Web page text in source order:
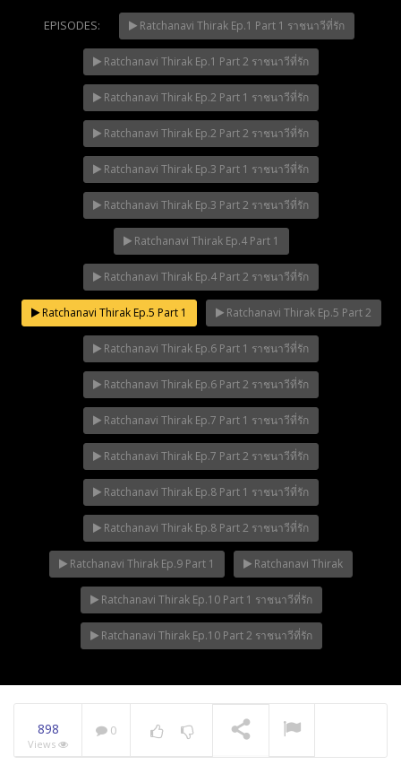
NOW PLAYING Mani Nakha Ep.14
EPISODES: Ratchanavi Thirak Ep.1 Part 1 ราชนาวีที่รัก
Ratchanavi Thirak Ep.1 Part 2 ราชนาวีที่รัก
Ratchanavi Thirak Ep.2 Part 1 ราชนาวีที่รัก
Ratchanavi Thirak Ep.2 Part 2 ราชนาวีที่รัก
Ratchanavi Thirak Ep.3 Part 1 ราชนาวีที่รัก
Ratchanavi Thirak Ep.3 Part 2 ราชนาวีที่รัก
Ratchanavi Thirak Ep.4 Part 1
Ratchanavi Thirak Ep.4 Part 2 ราชนาวีที่รัก
Ratchanavi Thirak Ep.5 Part 1 Ratchanavi Thirak Ep.5 Part 2
Ratchanavi Thirak Ep.6 Part 1 ราชนาวีที่รัก
Ratchanavi Thirak Ep.6 Part 2 ราชนาวีที่รัก
Ratchanavi Thirak Ep.7 Part 1 ราชนาวีที่รัก
Ratchanavi Thirak Ep.7 Part 2 ราชนาวีที่รัก
Ratchanavi Thirak Ep.8 Part 1 ราชนาวีที่รัก
Ratchanavi Thirak Ep.8 Part 2 ราชนาวีที่รัก
Ratchanavi Thirak Ep.9 Part 1 Ratchanavi Thirak
Ratchanavi Thirak Ep.10 Part 1 ราชนาวีที่รัก
Ratchanavi Thirak Ep.10 Part 2 ราชนาวีที่รัก
898
Views
0